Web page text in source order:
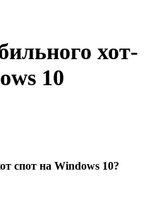
хот-
10
спот на Windows 10?